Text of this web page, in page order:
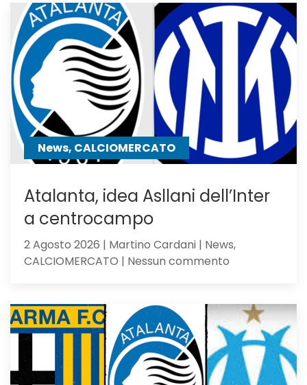
2-
1:
la
Dea
non
sfigura,
ma
perde
contro
gli
News, CALCIOMERCATO
Atalanta, idea Asllani dell’Inter
a centrocampo
2 Agosto 2026 | Martino Cardani | News,
CALCIOMERCATO | Nessun commento
Asllani
dell’Inter
a
centrocampo